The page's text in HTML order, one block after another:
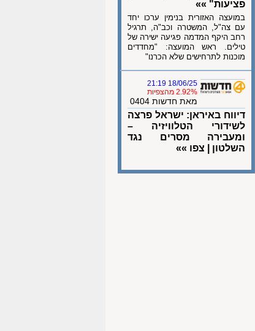
פציעות" »»
במועצה האזורית בנימין ערכו יחד
עם צה"ל, המשטרה וכב"ה, תרגיל
רחב היקף המדמה פגיעה ישירה של
טילים. ראש המועצה: "מחדדים
מוכנות לתרחישים שלא הכרנו"
18/06/25 21:19
2.92% מהצפיות
מאת חדשות 0404
דיווח באיראן: ישראל פרצה
לשידורי הטלוויזיה –
ומעבירה מסרים נגד
השלטון | צפו »»